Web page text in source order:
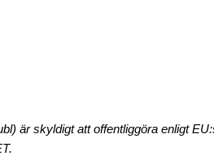
är skyldigt att offentliggöra enligt